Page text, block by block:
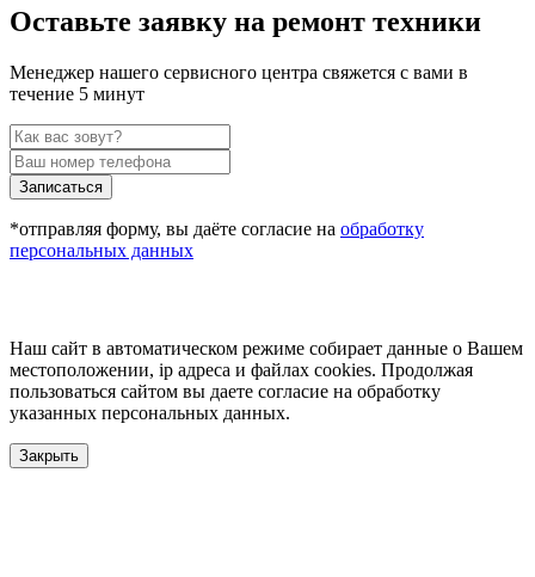
Оставьте заявку на ремонт техники
Менеджер нашего сервисного центра свяжется с вами в
течение 5 минут
Записаться
*отправляя форму, вы даёте согласие на обработку
персональных данных
Наш сайт в автоматическом режиме собирает данные о Вашем
местоположении, ip адреса и файлах cookies. Продолжая
пользоваться сайтом вы даете согласие на обработку
указанных персональных данных.
Закрыть